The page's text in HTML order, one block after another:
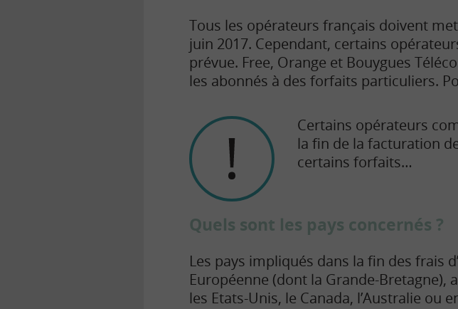
Tous les opérateurs français doivent
juin 2017. Cependant, certains
prévue. Free, Orange et Bouygues
les abonnés à des forfaits particuliers.
Certains opérateurs
la fin de la facturation
certains forfaits…
Quels sont les pays concernés ?
Les pays impliqués dans la fin des frais
Européenne (dont la Grande-Bretagne),
les Etats-Unis, le Canada, l’Australie ou